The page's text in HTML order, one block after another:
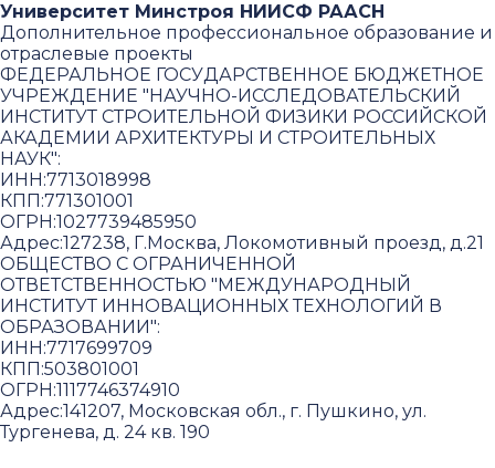
Университет Минстроя НИИСФ РААСН
Дополнительное профессиональное образование и
отраслевые проекты
ФЕДЕРАЛЬНОЕ ГОСУДАРСТВЕННОЕ БЮДЖЕТНОЕ
УЧРЕЖДЕНИЕ "НАУЧНО-ИССЛЕДОВАТЕЛЬСКИЙ
ИНСТИТУТ СТРОИТЕЛЬНОЙ ФИЗИКИ РОССИЙСКОЙ
АКАДЕМИИ АРХИТЕКТУРЫ И СТРОИТЕЛЬНЫХ
НАУК":
ИНН:7713018998
КПП:771301001
ОГРН:1027739485950
Адрес:127238, Г.Москва, Локомотивный проезд, д.21
ОБЩЕСТВО С ОГРАНИЧЕННОЙ
ОТВЕТСТВЕННОСТЬЮ "МЕЖДУНАРОДНЫЙ
ИНСТИТУТ ИННОВАЦИОННЫХ ТЕХНОЛОГИЙ В
ОБРАЗОВАНИИ":
ИНН:7717699709
КПП:503801001
ОГРН:1117746374910
Адрес:141207, Московская обл., г. Пушкино, ул.
Тургенева, д. 24 кв. 190